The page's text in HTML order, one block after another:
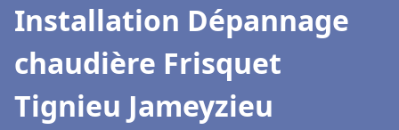
Installation Dépannage
chaudière Frisquet
Tignieu Jameyzieu